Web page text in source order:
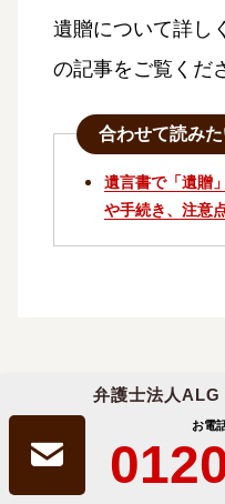
弁護士法人ALG
お電
遺贈について詳し
の記事をご覧くだ
合わせて読み
遺言書で「遺贈
や手続き、注意
「法定相続分」
か